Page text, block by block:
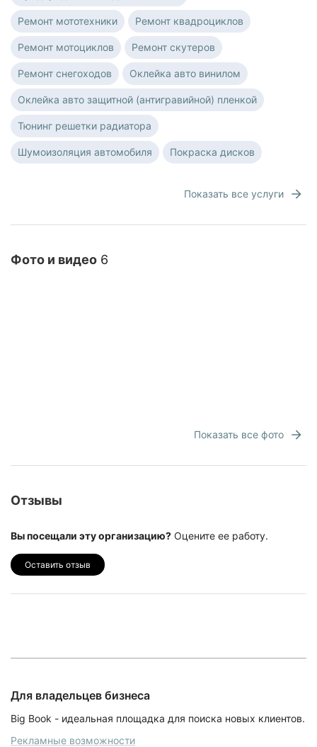
Ремонт мототехники Ремонт квадроциклов
Ремонт мотоциклов Ремонт скутеров
Ремонт снегоходов Оклейка авто винилом
Оклейка авто защитной (антигравийной) пленкой
Тюнинг решетки радиатора
Шумоизоляция автомобиля Покраска дисков
Показать все услуги
Фото и видео 6
Показать все фото
Отзывы
Вы посещали эту организацию? Оцените ее работу.
Оставить отзыв
Для владельцев бизнеса
Big Book - идеальная площадка для поиска новых клиентов.
Рекламные возможности